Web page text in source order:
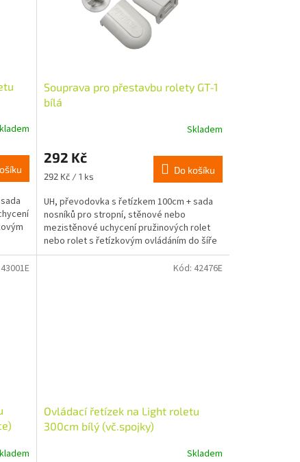
Souprava pro přestavbu rolety GT-1
bílá
Skladem
292 Kč
Měrná
292 Kč / 1 ks
Do košíku
UH, převodovka s řetízkem 100cm + sada
nosníků pro stropní, stěnové nebo
mezistěnové uchycení pružinových rolet
nebo rolet s řetízkovým ovládáním do šíře
202cm.
43001E
Ovládací řetízek na Light roletu
300cm bílý (vč.spojky)
Skladem
Kód: 42476E